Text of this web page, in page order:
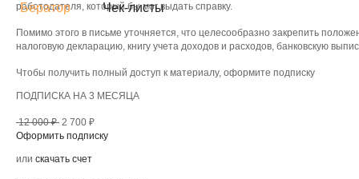
Бератор Чек-листы
работодателя, который бы мог выдать справку.
Помимо этого в письме уточняется, что целесообразно закрепить
налоговую декларацию, книгу учета доходов и расходов, банковскую
Чтобы получить полный доступ к материалу, оформите подписку
ПОДПИСКА НА 3 МЕСЯЦА
12 000 ₽ 2 700 ₽
Оформить подписку
или скачать счет